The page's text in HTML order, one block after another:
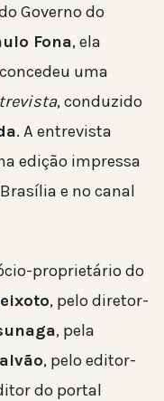
Governo do
Fona, ela
uma
, conduzido
. A entrevista
edição impressa
e no canal
proprietário do
, pelo diretor-
, pela
, pelo editor-
do portal